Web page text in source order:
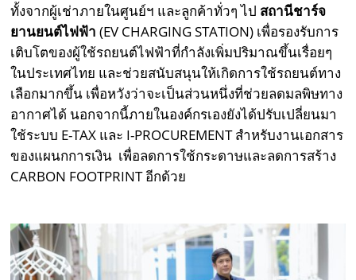
ทั้งจากผู้เช่าภายในศูนย์ฯ และลูกค้าทั่วๆ ไป สถานีชาร์จ
ยานยนต์ไฟฟ้า (EV CHARGING STATION) เพื่อรองรับการ
เติบโตของผู้ใช้รถยนต์ไฟฟ้าที่กำลังเพิ่มปริมาณขึ้นเรื่อยๆ
ในประเทศไทย และช่วยสนับสนุนให้เกิดการใช้รถยนต์ทาง
เลือกมากขึ้น เพื่อหวังว่าจะเป็นส่วนหนึ่งที่ช่วยลดมลพิษทาง
อากาศได้ นอกจากนี้ภายในองค์กรเองยังได้ปรับเปลี่ยนมา
ใช้ระบบ E-TAX และ I-PROCUREMENT สำหรับงานเอกสาร
ของแผนกการเงิน เพื่อลดการใช้กระดาษและลดการสร้าง
CARBON FOOTPRINT อีกด้วย